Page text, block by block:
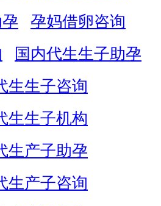
孕妈借卵咨询
国内代生生子助孕
生生子咨询
生生子机构
生产子助孕
生产子咨询